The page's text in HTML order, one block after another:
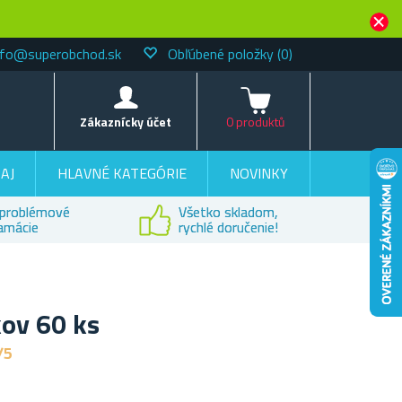
Obľúbené položky(0)
Zákaznícky účet
Košík
0 produktů
HLAVNÉ KATEGÓRIE
NOVINKY
Všetko skladom,
rychlé doručenie!
60 ks